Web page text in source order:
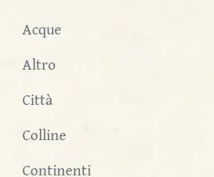
Acque
Altro
Città
Colline
Continenti